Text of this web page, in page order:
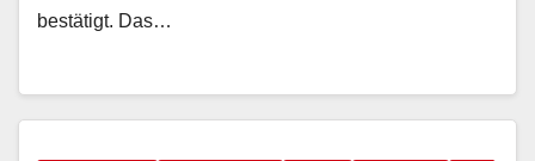
bestätigt. Das…